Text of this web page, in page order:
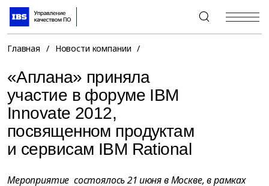
+7 (495) 967-80-80
Главная / Новости компании /
«Аплана» приняла
участие в форуме IBM
Innovate 2012,
посвященном продуктам
и сервисам IBM Rational
Мероприятие состоялось 21 июня в Москве, в рамках